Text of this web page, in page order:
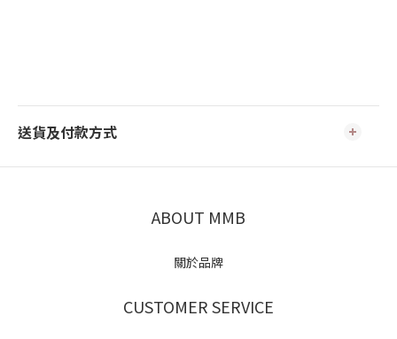
送貨及付款方式
ABOUT MMB
關於品牌
CUSTOMER SERVICE